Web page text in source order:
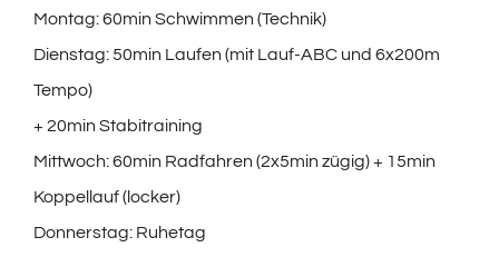
Montag: 60min Schwimmen (Technik)
Dienstag: 50min Laufen (mit Lauf-ABC und 6x200m
Tempo)
+ 20min Stabitraining
Mittwoch: 60min Radfahren (2x5min zügig) + 15min
Koppellauf (locker)
Donnerstag: Ruhetag